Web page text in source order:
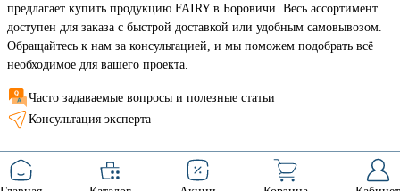
предлагает купить продукцию FAIRY в Боровичи. Весь ассортимент
доступен для заказа с быстрой доставкой или удобным самовывозом.
Обращайтесь к нам за консультацией, и мы поможем подобрать всё
необходимое для вашего проекта.
Часто задаваемые вопросы и полезные статьи
Консультация эксперта